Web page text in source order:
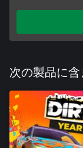
次の製品に